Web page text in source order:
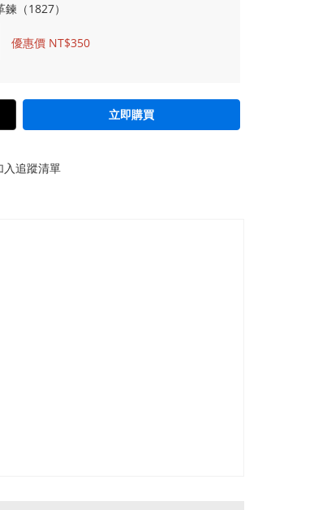
（1827）
優惠價 NT$350
立即購買
入追蹤清單